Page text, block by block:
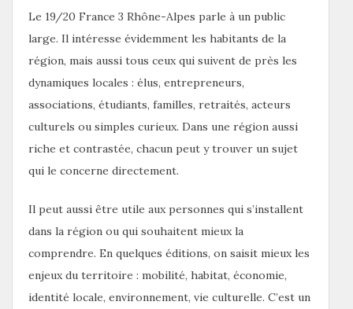
Le 19/20 France 3 Rhône-Alpes parle à un public
large. Il intéresse évidemment les habitants de la
région, mais aussi tous ceux qui suivent de près les
dynamiques locales : élus, entrepreneurs,
associations, étudiants, familles, retraités, acteurs
culturels ou simples curieux. Dans une région aussi
riche et contrastée, chacun peut y trouver un sujet
qui le concerne directement.
Il peut aussi être utile aux personnes qui s’installent
dans la région ou qui souhaitent mieux la
comprendre. En quelques éditions, on saisit mieux les
enjeux du territoire : mobilité, habitat, économie,
identité locale, environnement, vie culturelle. C’est un